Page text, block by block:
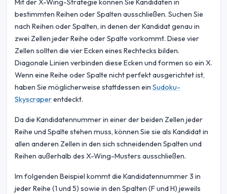
Mit der X-Wing-Strategie können Sie Kandidaten in
bestimmten Reihen oder Spalten ausschließen. Suchen Sie
nach Reihen oder Spalten, in denen der Kandidat genau in
zwei Zellen jeder Reihe oder Spalte vorkommt. Diese vier
Zellen sollten die vier Ecken eines Rechtecks bilden.
Diagonale Linien verbinden diese Ecken und formen so ein X.
Wenn eine Reihe oder Spalte nicht perfekt ausgerichtet ist,
haben Sie möglicherweise stattdessen ein Sudoku-
Skyscraperentdeckt.
Da die Kandidatennummer in einer der beiden Zellen jeder
Reihe und Spalte stehen muss, können Sie sie als Kandidat in
allen anderen Zellen in den sich schneidenden Spalten und
Reihen außerhalb des X-Wing-Musters ausschließen.
Im folgenden Beispiel kommt die Kandidatennummer 3 in
jeder Reihe (1 und 5) sowie in den Spalten (F und H) jeweils